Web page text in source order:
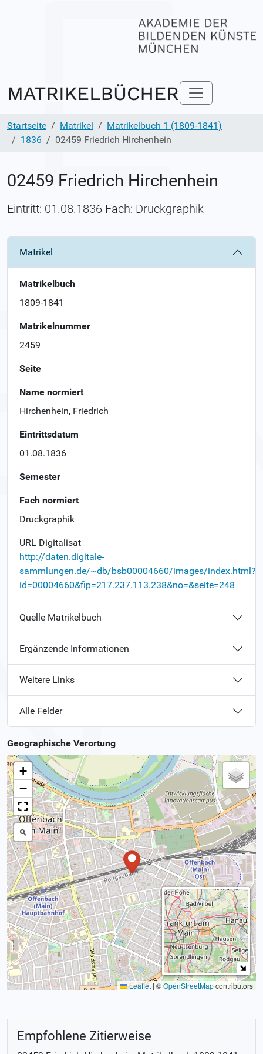
Startseite Matrikel
Matrikelbuch 1 (1809-1841)
1836
02459 Friedrich Hirchenhein
02459 Friedrich Hirchenhein
Eintritt: 01.08.1836 Fach: Druckgraphik
Matrikel
Matrikelbuch
1809-1841
Matrikelnummer
2459
Seite
Name normiert
Hirchenhein, Friedrich
Eintrittsdatum
01.08.1836
Semester
Fach normiert
Druckgraphik
URL Digitalisat
http://daten.digitale-
sammlungen.de/~db/bsb00004660/images/index.html?
id=00004660&fip=217.237.113.238&no=&seite=248
Quelle Matrikelbuch
Ergänzende Informationen
Weitere Links
Alle Felder
Geographische Verortung
+
−
Leaflet |©OpenStreetMapcontributors
Empfohlene Zitierweise